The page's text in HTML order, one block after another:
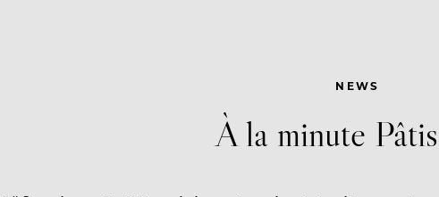
NEWS
À la minute